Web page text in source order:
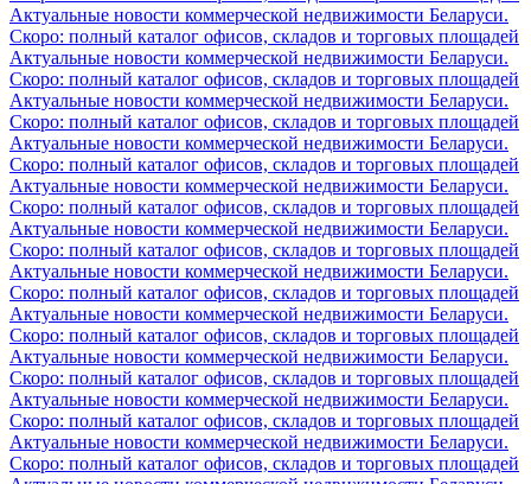
Актуальные новости коммерческой недвижимости Беларуси.
Скоро: полный каталог офисов, складов и торговых площадей
Актуальные новости коммерческой недвижимости Беларуси.
Скоро: полный каталог офисов, складов и торговых площадей
Актуальные новости коммерческой недвижимости Беларуси.
Скоро: полный каталог офисов, складов и торговых площадей
Актуальные новости коммерческой недвижимости Беларуси.
Скоро: полный каталог офисов, складов и торговых площадей
Актуальные новости коммерческой недвижимости Беларуси.
Скоро: полный каталог офисов, складов и торговых площадей
Актуальные новости коммерческой недвижимости Беларуси.
Скоро: полный каталог офисов, складов и торговых площадей
Актуальные новости коммерческой недвижимости Беларуси.
Скоро: полный каталог офисов, складов и торговых площадей
Актуальные новости коммерческой недвижимости Беларуси.
Скоро: полный каталог офисов, складов и торговых площадей
Актуальные новости коммерческой недвижимости Беларуси.
Скоро: полный каталог офисов, складов и торговых площадей
Актуальные новости коммерческой недвижимости Беларуси.
Скоро: полный каталог офисов, складов и торговых площадей
Актуальные новости коммерческой недвижимости Беларуси.
Скоро: полный каталог офисов, складов и торговых площадей